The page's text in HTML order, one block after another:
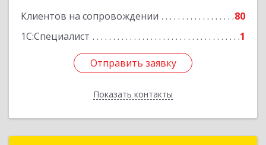
Клиентов на сопровождении
80
1С:Специалист
1
Отправить заявку
Показать контакты
Отправить заявку
Назад